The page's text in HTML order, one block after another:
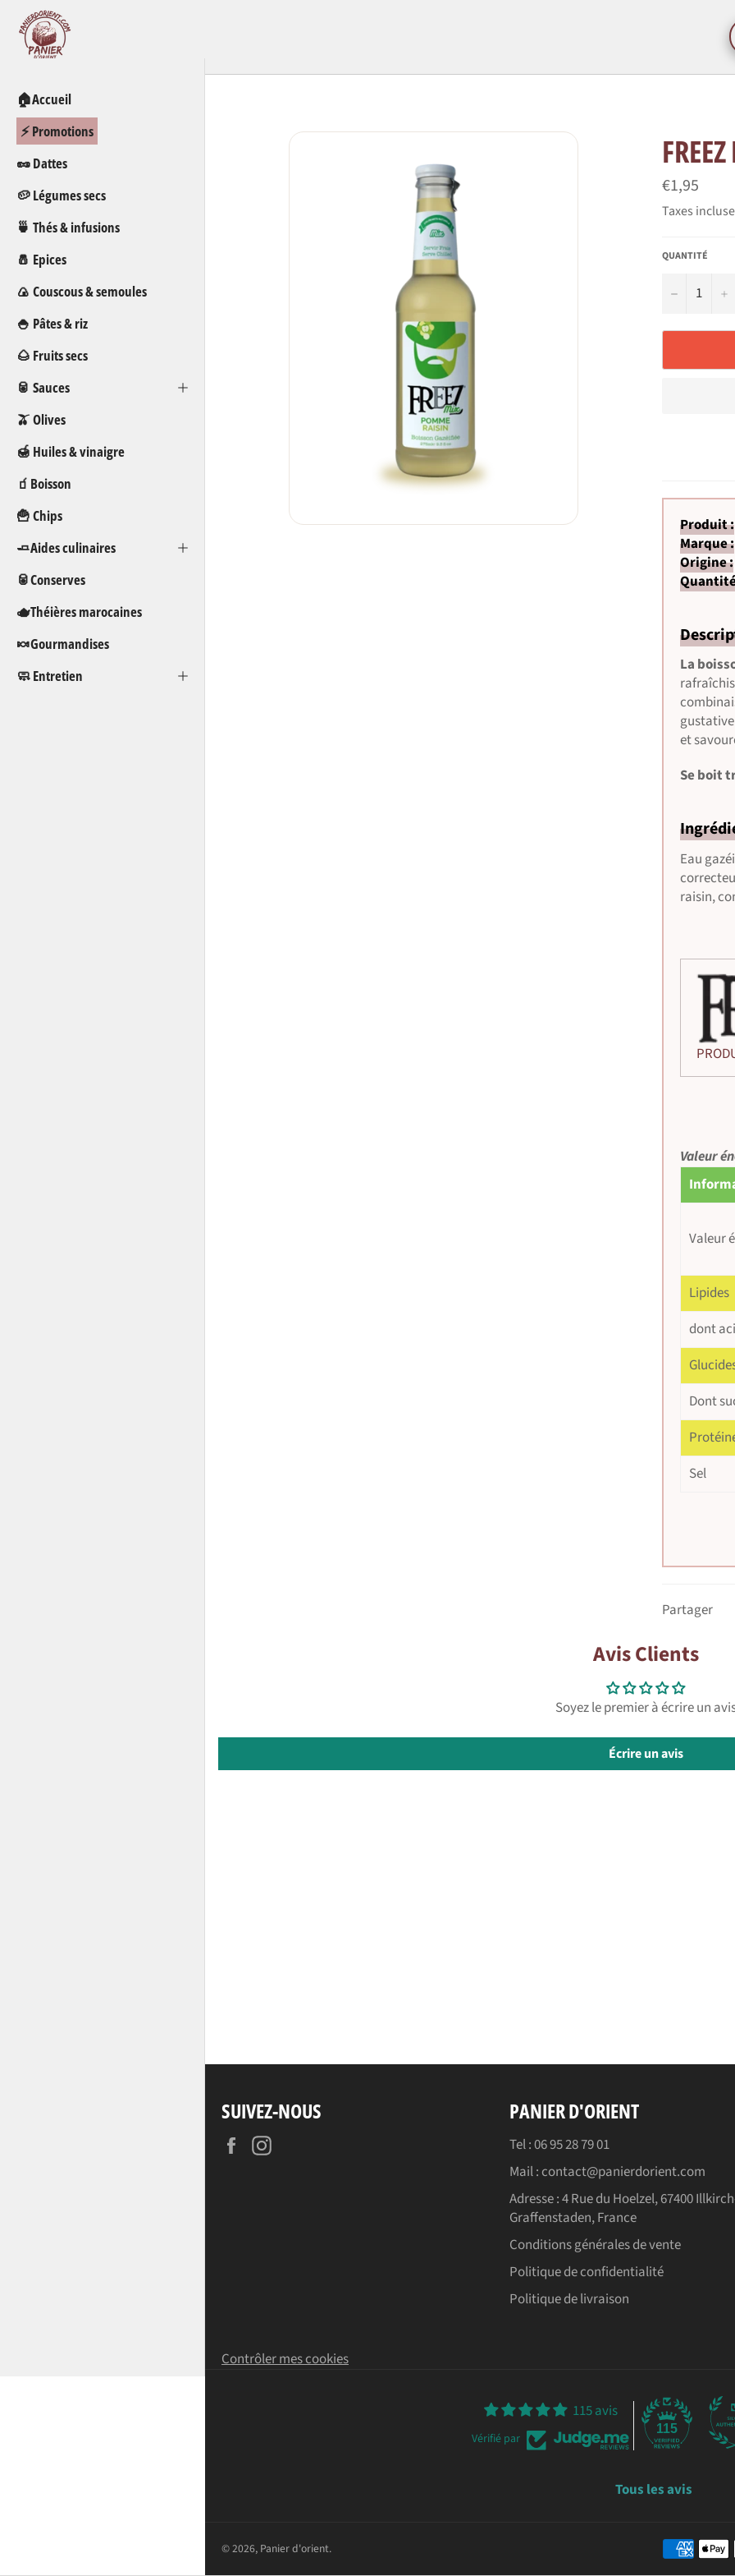
Passer
contenu
🏠Accueil
⚡ Promotions
🥜 Dattes
🥔 Légumes secs
🍵 Thés & infusions
🧂 Epices
🍙 Couscous & semoules
🍚 Pâtes & riz
🌰 Fruits secs
🥫 Sauces
🫒 Olives
🍯 Huiles & vinaigre
🧃Boisson
🍟 Chips
🧈Aides culinaires
🥫Conserves
🫖Théières marocaines
🍬Gourmandises
🧼 Entretien
Prix
régulier
€1,95
Taxes
QUANTITÉ
− +
Produit :
Marque :
Origine :
La
et
Se boit
Eau
raisin,
Valeur
Valeur
Lipides
dont
Dont
Sel
Partager
Avis Clients
Soyez le premier à écrire un
Écrire un avis
SUIVEZ-NOUS
Facebook
PANIER D'ORIENT
Tel : 06 95 28 79 01
Mail : contact@panierdorient.com
Adresse :4 Rue du Hoelzel, 67400
Graffenstaden, France
Conditions générales de vente
Politique de confidentialité
Politique de livraison
Contrôler mes cookies
115 avis
Vérifié par
115
Tous les avis
© 2026, Panier d'orient.